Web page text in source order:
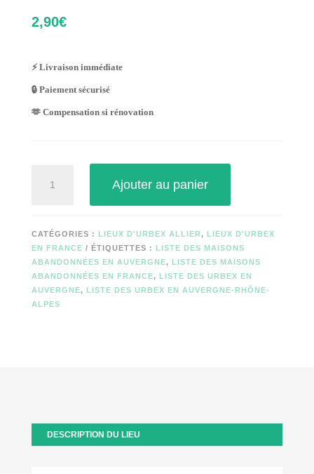
2,90€
⚡ Livraison immédiate
🔒 Paiement sécurisé
🫶 Compensation si rénovation
Ajouter au panier
CATÉGORIES : LIEUX D'URBEX ALLIER, LIEUX D'URBEX
EN FRANCE
ÉTIQUETTES : LISTE DES MAISONS
ABANDONNÉES EN AUVERGNE, LISTE DES MAISONS
ABANDONNÉES EN FRANCE, LISTE DES URBEX EN
AUVERGNE, LISTE DES URBEX EN AUVERGNE-RHÔNE-
ALPES
DESCRIPTION DU LIEU